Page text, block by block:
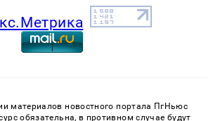
материалов новостного портала ПгНьюс
обязательна, в противном случае будут